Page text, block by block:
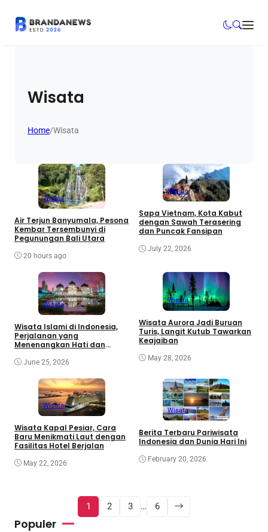
Wisata
Home/Wisata
Wisata
Air Terjun Banyumala, Pesona
Kembar Tersembunyi di
Pegunungan Bali Utara
20 hours ago
Wisata
Sapa Vietnam, Kota Kabut
dengan Sawah Terasering
dan Puncak Fansipan
July 22, 2026
Wisata
Wisata Islami di Indonesia,
Perjalanan yang
Menenangkan Hati dan
June 25, 2026
Wisata
Wisata Aurora Jadi Buruan
Turis, Langit Kutub Tawarkan
Keajaiban
May 28, 2026
Wisata
Wisata Kapal Pesiar, Cara
Baru Menikmati Laut dengan
Fasilitas Hotel Berjalan
May 22, 2026
Wisata
Berita Terbaru Pariwisata
Indonesia dan Dunia Hari Ini
February 20, 2026
1 2 3 … 6
Populer